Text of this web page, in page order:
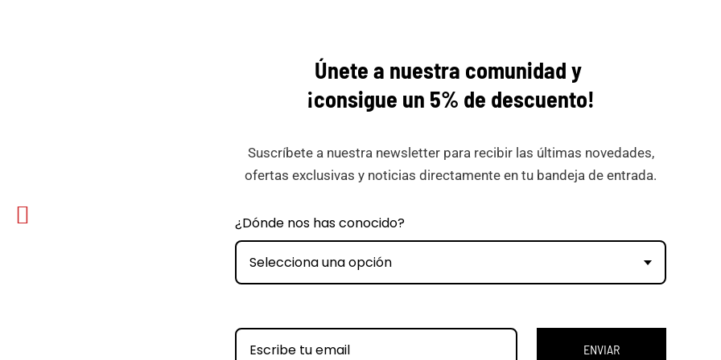
Minicar
Únete a nuestra comunidad y
¡consigue un 5% de descuento!
Suscríbete a nuestra newsletter para recibir las últimas novedades,
ofertas exclusivas y noticias directamente en tu bandeja de entrada.
¿Dónde nos has conocido?
Selecciona una opción
ENVIAR